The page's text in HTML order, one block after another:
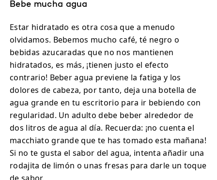
Bebe mucha agua
Estar hidratado es otra cosa que a menudo
olvidamos. Bebemos mucho café, té negro o
bebidas azucaradas que no nos mantienen
hidratados, es más, ¡tienen justo el efecto
contrario! Beber agua previene la fatiga y los
dolores de cabeza, por tanto, deja una botella de
agua grande en tu escritorio para ir bebiendo con
regularidad. Un adulto debe beber alrededor de
dos litros de agua al día. Recuerda: ¡no cuenta el
macchiato grande que te has tomado esta mañana!
Si no te gusta el sabor del agua, intenta añadir una
rodajita de limón o unas fresas para darle un toque